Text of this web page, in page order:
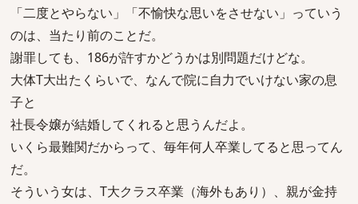
「二度とやらない」「不愉快な思いをさせない」っていう
のは、当たり前のことだ。
謝罪しても、186が許すかどうかは別問題だけどな。
大体T大出たくらいで、なんで院に自力でいけない家の息
子と
社長令嬢が結婚してくれると思うんだよ。
いくら最難関だからって、毎年何人卒業してると思ってん
だ。
そういう女は、T大クラス卒業（海外もあり）、親が金持